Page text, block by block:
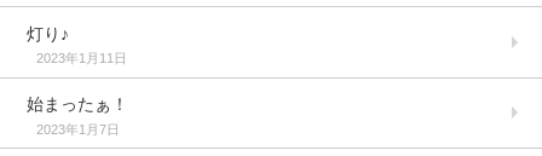
灯り♪
2023年1月11日
始まったぁ！
2023年1月7日